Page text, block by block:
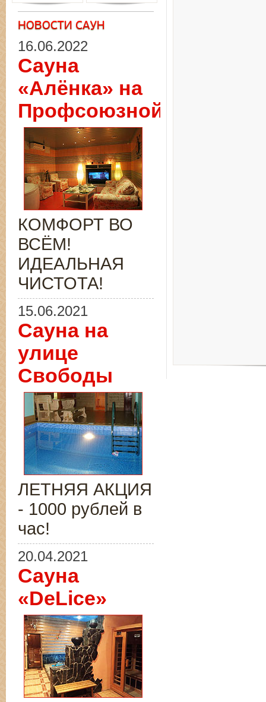
16.06.2022
Сауна
«Алёнка» на
Профсоюзной
КОМФОРТ ВО
ВСЁМ!
ИДЕАЛЬНАЯ
ЧИСТОТА!
15.06.2021
Сауна на
улице
Свободы
ЛЕТНЯЯ АКЦИЯ
- 1000 рублей в
час!
20.04.2021
Сауна
«DeLice»